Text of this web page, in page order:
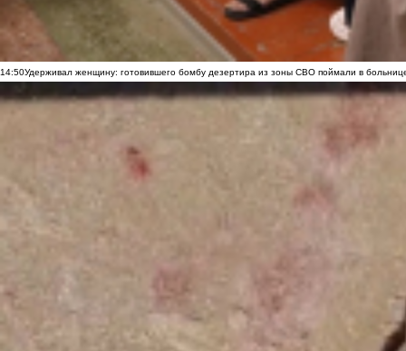
14:50Удерживал женщину: готовившего бомбу дезертира из зоны СВО поймали в